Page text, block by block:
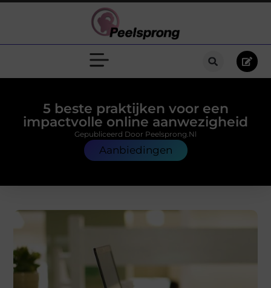
5 beste praktijken voor een
impactvolle online aanwezigheid
Aanbiedingen
Gepubliceerd Door Peelsprong.nl